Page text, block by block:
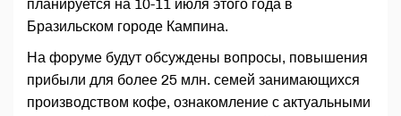
планируется на 10-11 июля этого года в
Бразильском городе Кампина.
На форуме будут обсуждены вопросы, повышения
прибыли для более 25 млн. семей занимающихся
производством кофе, ознакомление с актуальными